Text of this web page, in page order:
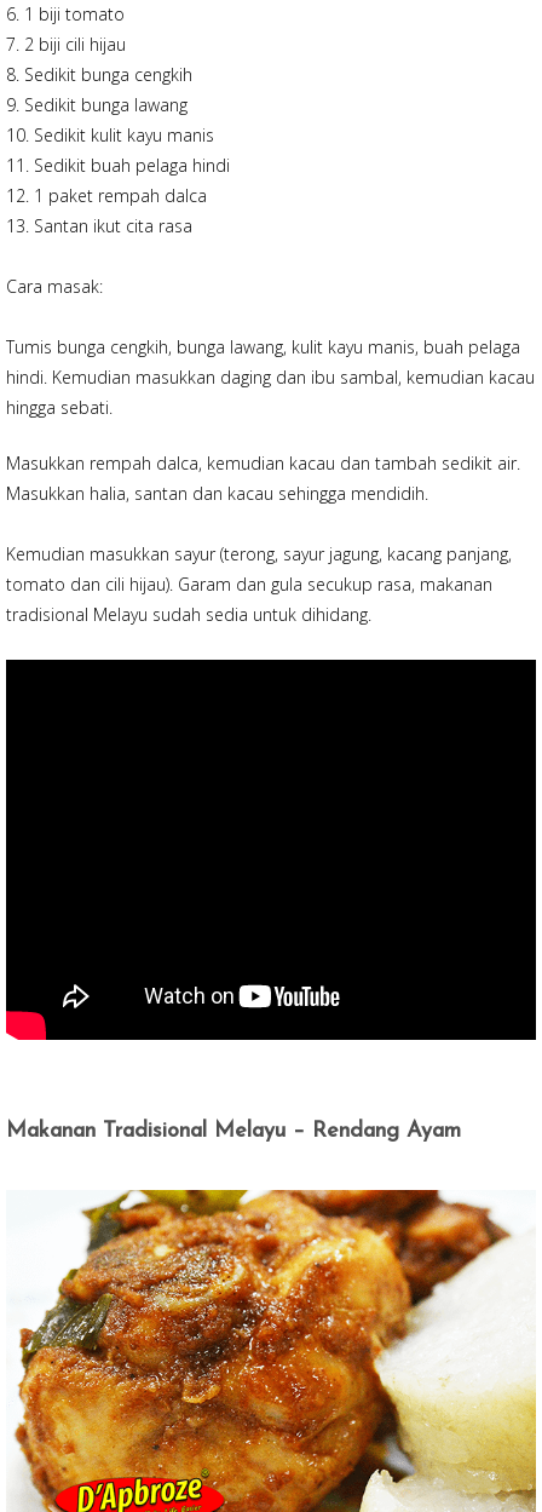
6. 1 biji tomato
7. 2 biji cili hijau
8. Sedikit bunga cengkih
9. Sedikit bunga lawang
10. Sedikit kulit kayu manis
11. Sedikit buah pelaga hindi
12. 1 paket rempah dalca
13. Santan ikut cita rasa
Cara masak:
Tumis bunga cengkih, bunga lawang, kulit kayu manis, buah pelaga
hindi. Kemudian masukkan daging dan ibu sambal, kemudian kacau
hingga sebati.
Masukkan rempah dalca, kemudian kacau dan tambah sedikit air.
Masukkan halia, santan dan kacau sehingga mendidih.
Kemudian masukkan sayur (terong, sayur jagung, kacang panjang,
tomato dan cili hijau). Garam dan gula secukup rasa, makanan
tradisional Melayu sudah sedia untuk dihidang.
Makanan Tradisional Melayu – Rendang Ayam